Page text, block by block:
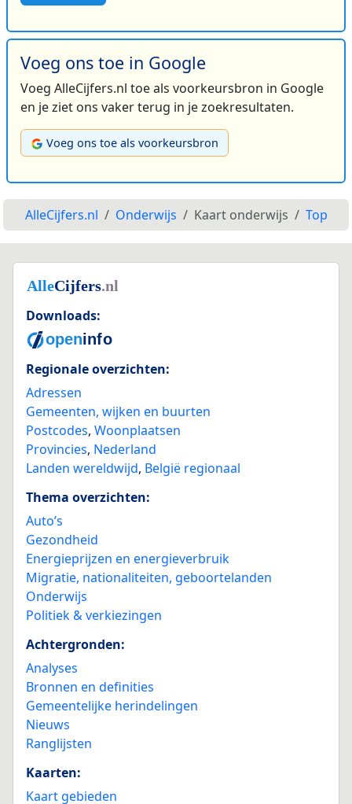
Voeg ons toe in Google
Voeg AlleCijfers.nl toe als voorkeursbron in Google
en je ziet ons vaker terug in je zoekresultaten.
Voeg ons toe als voorkeursbron
AlleCijfers.nl Onderwijs Kaart onderwijs Top
Downloads:
Regionale overzichten:
Adressen
Gemeenten, wijken en buurten
Postcodes, Woonplaatsen
Provincies, Nederland
Landen wereldwijd, België regionaal
Thema overzichten:
Auto’s
Gezondheid
Energieprijzen en energieverbruik
Migratie, nationaliteiten, geboortelanden
Onderwijs
Politiek & verkiezingen
Achtergronden:
Analyses
Bronnen en definities
Gemeentelijke herindelingen
Nieuws
Ranglijsten
Kaarten:
Kaart gebieden